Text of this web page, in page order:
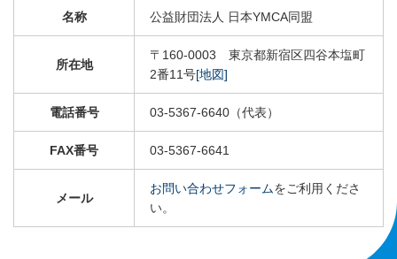
名称 公益財団法人 日本YMCA同盟
所在地
〒160-0003 東京都新宿区四谷本塩町
2番11号[地図]
電話番号 03-5367-6640（代表）
FAX番号 03-5367-6641
メール
お問い合わせフォームをご利用くださ
い。